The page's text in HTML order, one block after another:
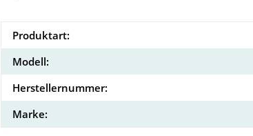
Produktart:
Modell:
Herstellernummer:
Marke: